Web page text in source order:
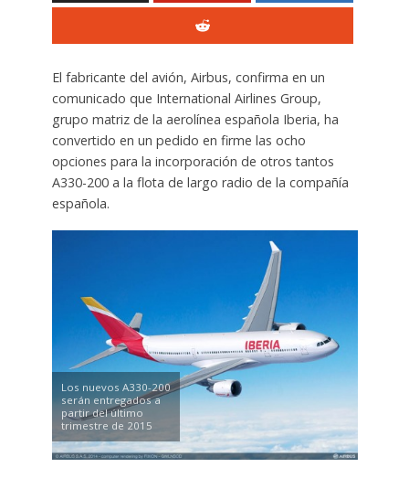
El fabricante del avión, Airbus, confirma en un
comunicado que International Airlines Group,
grupo matriz de la aerolínea española Iberia, ha
convertido en un pedido en firme las ocho
opciones para la incorporación de otros tantos
A330-200 a la flota de largo radio de la compañía
española.
Los nuevos A330-200
serán entregados a
partir del último
trimestre de 2015